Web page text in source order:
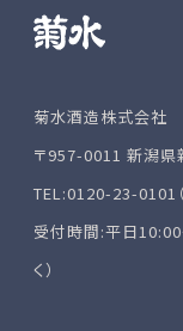
菊水酒造株式会社
〒957-0011 新潟
TEL:0120-23-0101
受付時間:平日10:00
く）